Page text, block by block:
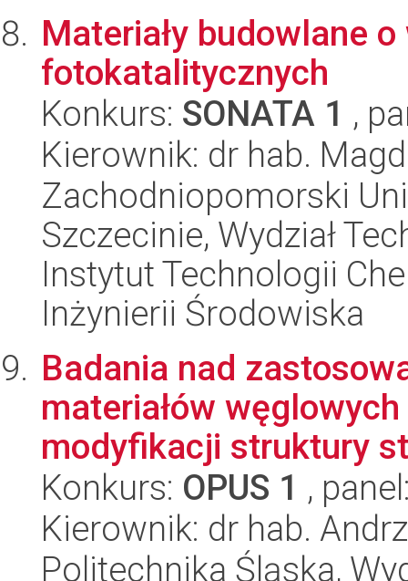
Materiały budowlane
fotokatalitycznych
Konkurs: SONATA 1 ,
Kierownik: dr hab.
Zachodniopomorski
Szczecinie, Wydział
Instytut Technologii
Inżynierii Środowiska
Badania nad
materiałów
modyfikacji struktury
Konkurs: OPUS 1 ,
Kierownik: dr hab.
Politechnika Śląska,